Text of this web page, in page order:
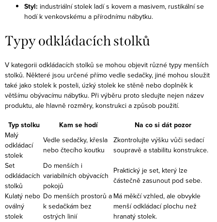
Styl: industriální stolek ladí s kovem a masivem, rustikální se
hodí k venkovskému a přírodnímu nábytku.
Typy odkládacích stolků
V kategorii odkládacích stolků se mohou objevit různé typy menších
stolků. Některé jsou určené přímo vedle sedačky, jiné mohou sloužit
také jako stolek k posteli, úzký stolek ke stěně nebo doplněk k
většímu obývacímu nábytku. Při výběru proto sledujte nejen název
produktu, ale hlavně rozměry, konstrukci a způsob použití.
Typ stolku
Kam se hodí
Na co si dát pozor
Malý
odkládací
stolek
Vedle sedačky, křesla
nebo čtecího koutku
Zkontrolujte výšku vůči sedací
soupravě a stabilitu konstrukce.
Set
odkládacích
stolků
Do menších i
variabilních obývacích
pokojů
Praktický je set, který lze
částečně zasunout pod sebe.
Kulatý nebo
oválný
stolek
Do menších prostorů a
k sedačkám bez
ostrých linií
Má měkčí vzhled, ale obvykle
menší odkládací plochu než
hranatý stolek.